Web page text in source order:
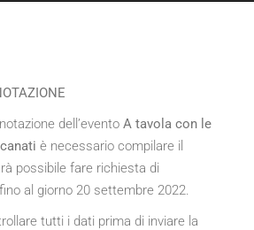
dell’evento A tavola con le
è necessario compilare il
possibile fare richiesta di
al giorno 20 settembre 2022.
tutti i dati prima di inviare la